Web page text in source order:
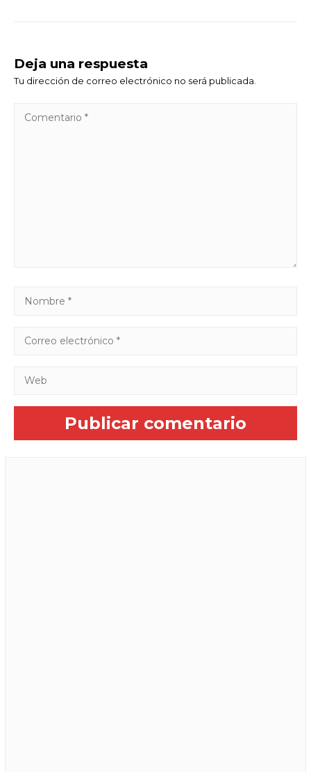
Deja una respuesta
Tu dirección de correo electrónico no será publicada.